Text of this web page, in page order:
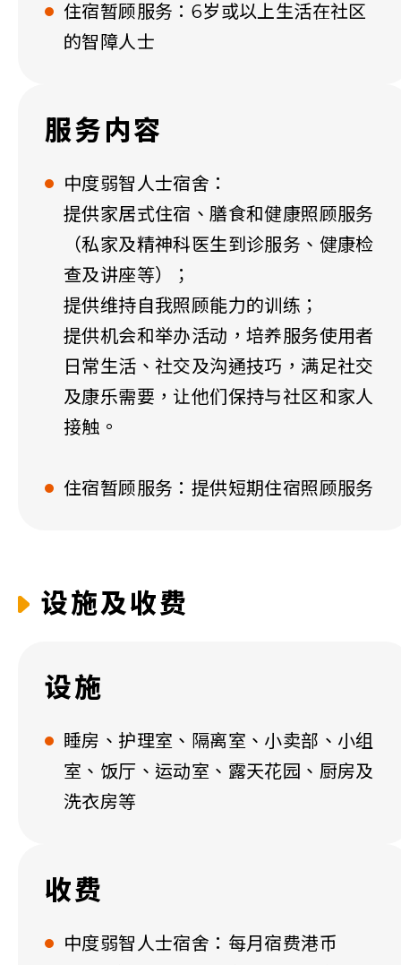
住宿暂顾服务：6岁或以上生活在社区
的智障人士
服务内容
中度弱智人士宿舍：
提供家居式住宿、膳食和健康照顾服务
（私家及精神科医生到诊服务、健康检
查及讲座等）；
提供维持自我照顾能力的训练；
提供机会和举办活动，培养服务使用者
日常生活、社交及沟通技巧，满足社交
及康乐需要，让他们保持与社区和家人
接触。
住宿暂顾服务：提供短期住宿照顾服务
设施及收费
设施
睡房、护理室、隔离室、小卖部、小组
室、饭厅、运动室、露天花园、厨房及
洗衣房等
收费
中度弱智人士宿舍：每月宿费港币